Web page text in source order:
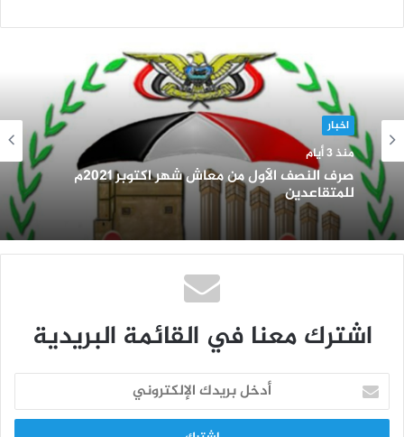
اخبار
منذ 3 أيام
إعلانات
منذ 6 أيام
مناقصة عامة رقم (3) لسنة2026م – توريد وتركيب
عدد ثلاثة مصاعد (للمبنى الرئيسي للهيئة
-والمبنى الاستثماري المؤجر لبنك التسليف
التعاوني والزراعي) إضافة الى فك المصاعد
السابقة بالمناقصة العامة رقم 3/2026
اشترك معنا في القائمة البريدية
أدخل
بريدك
الإلكتروني